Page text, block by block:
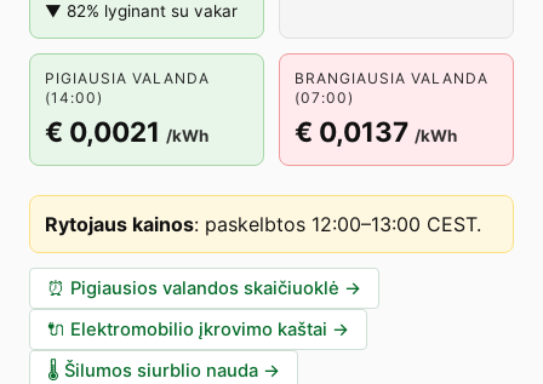
▼ 82% lyginant su vakar
PIGIAUSIA VALANDA
(14:00)
€ 0,0021 /kWh
BRANGIAUSIA VALANDA
(07:00)
€ 0,0137 /kWh
Rytojaus kainos: paskelbtos 12:00–13:00 CEST.
⏰ Pigiausios valandos skaičiuoklė →
🔌 Elektromobilio įkrovimo kaštai →
🌡️ Šilumos siurblio nauda →